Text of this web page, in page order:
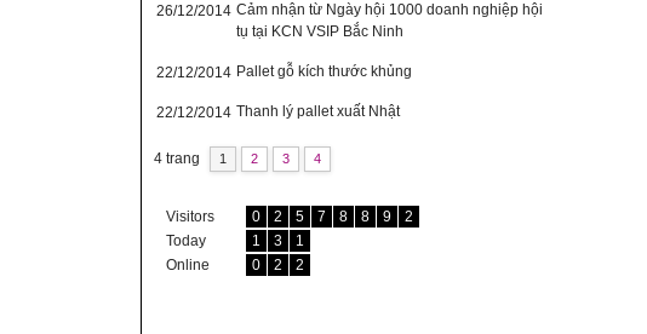
26/12/2014 Cảm nhận từ Ngày hội 1000 doanh nghiệp hội
tụ tại KCN VSIP Bắc Ninh
22/12/2014 Pallet gỗ kích thước khủng
22/12/2014 Thanh lý pallet xuất Nhật
4 trang 1 2 3 4
Visitors 0 2 5 7 8 8 9
2
Today
1 3
1
Online
0 2 2